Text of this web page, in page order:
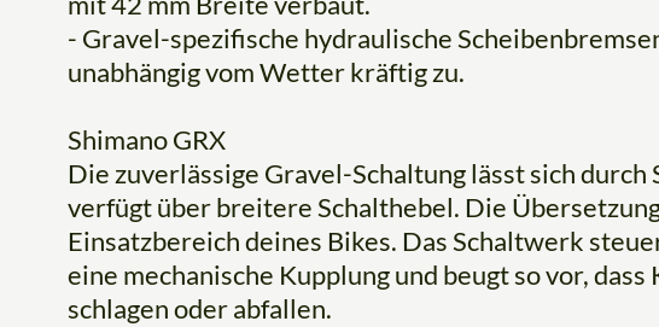
- Gravel-spezifische hydraulische
unabhängig vom Wetter kräftig zu.
Shimano GRX
Die zuverlässige Gravel-Schaltung lässt sich
verfügt über breitere Schalthebel. Die
Einsatzbereich deines Bikes. Das Schaltwerk
eine mechanische Kupplung und beugt so vor, dass
schlagen oder abfallen.